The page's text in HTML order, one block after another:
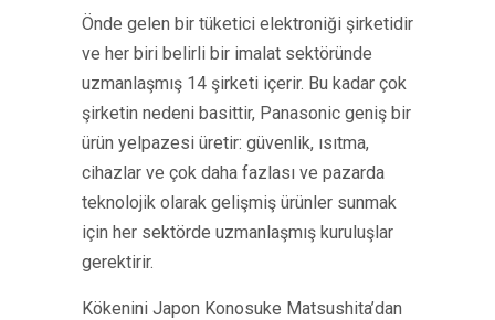
Önde gelen bir tüketici elektroniği şirketidir
ve her biri belirli bir imalat sektöründe
uzmanlaşmış 14 şirketi içerir. Bu kadar çok
şirketin nedeni basittir, Panasonic geniş bir
ürün yelpazesi üretir: güvenlik, ısıtma,
cihazlar ve çok daha fazlası ve pazarda
teknolojik olarak gelişmiş ürünler sunmak
için her sektörde uzmanlaşmış kuruluşlar
gerektirir.
Kökenini Japon Konosuke Matsushita’dan